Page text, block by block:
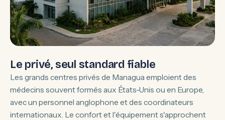
Le privé, seul standard fiable
Les grands centres privés de Managua emploient des
médecins souvent formés aux États-Unis ou en Europe,
avec un personnel anglophone et des coordinateurs
internationaux. Le confort et l'équipement s'approchent